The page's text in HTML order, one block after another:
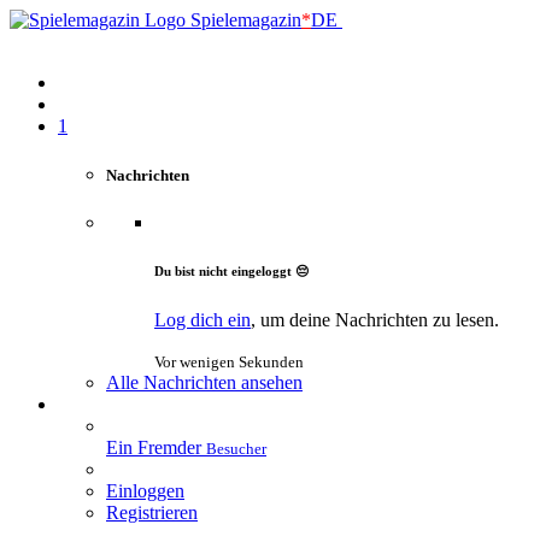
Spielemagazin*DE
1
Nachrichten
Du bist nicht eingeloggt 😔
Log dich ein, um deine Nachrichten zu lesen.
Vor wenigen Sekunden
Alle Nachrichten ansehen
Ein Fremder Besucher
Einloggen
Registrieren